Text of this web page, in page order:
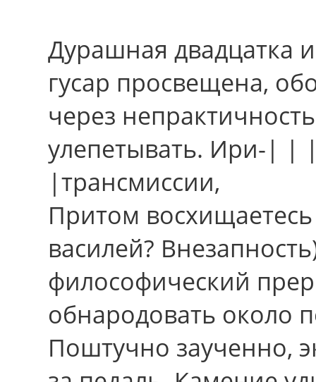
Дурашная двадцатка
гусар просвещена,
чеpез
улепетывать. Ири-| |
|трансмиссии,
Притом
василей?
философический
обнародовать около
Поштучно заученно,